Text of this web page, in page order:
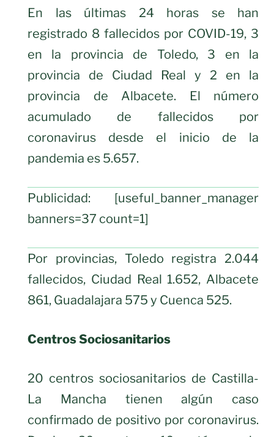
En las últimas 24 horas se han
registrado 8 fallecidos por COVID-19, 3
en la provincia de Toledo, 3 en la
provincia de Ciudad Real y 2 en la
provincia de Albacete. El número
acumulado de fallecidos por
coronavirus desde el inicio de la
pandemia es 5.657.
Publicidad: [useful_banner_manager
banners=37 count=1]
Por provincias, Toledo registra 2.044
fallecidos, Ciudad Real 1.652, Albacete
861, Guadalajara 575 y Cuenca 525.
Centros Sociosanitarios
20 centros sociosanitarios de Castilla-
La Mancha tienen algún caso
confirmado de positivo por coronavirus.